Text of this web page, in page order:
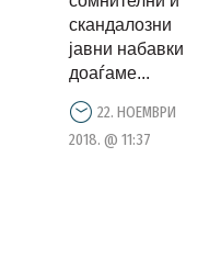
нов
договор
за два и
пол пати
поголема
цена
скандалозни
јавни набавки
доаѓаме...
22. НОЕМВРИ
2018. @ 11:37